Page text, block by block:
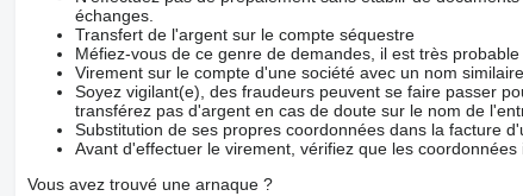
échanges.
Transfert de l'argent sur le compte séquestre
Méfiez-vous de ce genre de demandes, il est très
Virement sur le compte d'une société avec un nom similaire
Soyez vigilant(e), des fraudeurs peuvent se faire passer
transférez pas d'argent en cas de doute sur le nom de
Substitution de ses propres coordonnées dans la facture
Avant d'effectuer le virement, vérifiez que les
Vous avez trouvé une arnaque ?